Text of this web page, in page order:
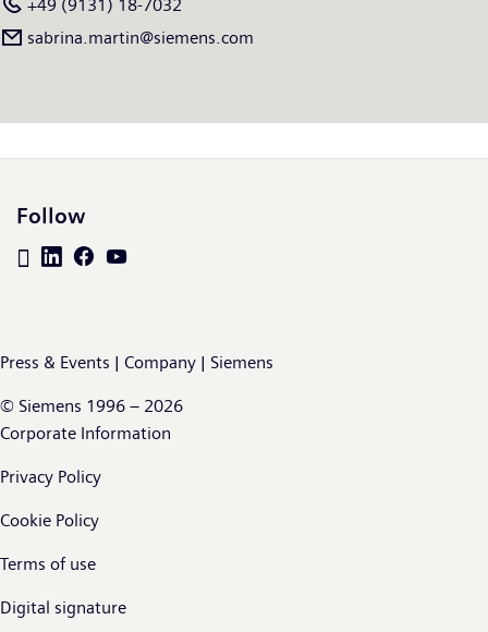
+49 (9131) 18-7032
sabrina.martin@siemens.com
Follow
Press & Events | Company | Siemens
© Siemens 1996 – 2026
Corporate Information
Privacy Policy
Cookie Policy
Terms of use
Digital signature